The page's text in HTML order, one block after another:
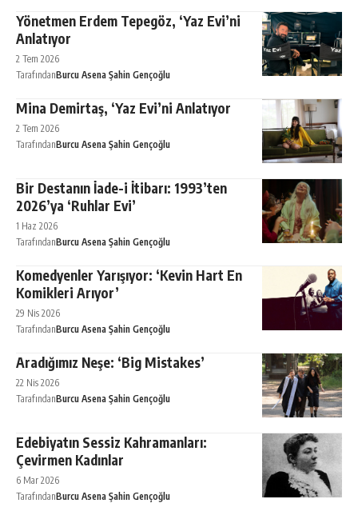
Yönetmen Erdem Tepegöz, ‘Yaz Evi’ni
Anlatıyor
2 Tem 2026
TarafındanBurcu Asena Şahin Gençoğlu
Mina Demirtaş, ‘Yaz Evi’ni Anlatıyor
2 Tem 2026
TarafındanBurcu Asena Şahin Gençoğlu
Bir Destanın İade-i İtibarı: 1993’ten
2026’ya ‘Ruhlar Evi’
1 Haz 2026
TarafındanBurcu Asena Şahin Gençoğlu
Komedyenler Yarışıyor: ‘Kevin Hart En
Komikleri Arıyor’
29 Nis 2026
TarafındanBurcu Asena Şahin Gençoğlu
Aradığımız Neşe: ‘Big Mistakes’
22 Nis 2026
TarafındanBurcu Asena Şahin Gençoğlu
Edebiyatın Sessiz Kahramanları:
Çevirmen Kadınlar
6 Mar 2026
TarafındanBurcu Asena Şahin Gençoğlu